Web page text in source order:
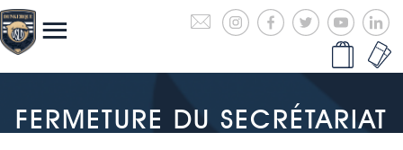
FERMETURE DU SECRÉTARIAT